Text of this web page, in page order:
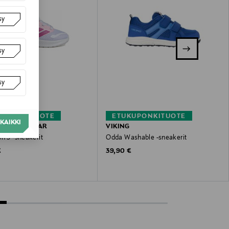
5 -sneakerit
ETUKUPONKITUOTE
VIKING
Odda Washable -sneakerit
Original Price
39,90 €